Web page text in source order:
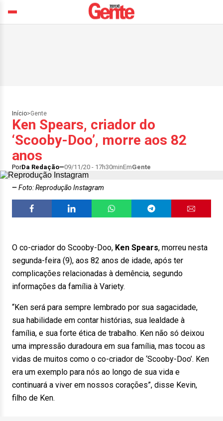
Início>Gente
Ken Spears, criador do
‘Scooby-Doo’, morre aos 82
anos
PorDa Redação 09/11/20 - 17h30minEmGente
Foto: Reprodução Instagram
O co-criador do Scooby-Doo, Ken Spears, morreu nesta
segunda-feira (9), aos 82 anos de idade, após ter
complicações relacionadas à demência, segundo
informações da família à Variety.
“Ken será para sempre lembrado por sua sagacidade,
sua habilidade em contar histórias, sua lealdade à
família, e sua forte ética de trabalho. Ken não só deixou
uma impressão duradoura em sua família, mas tocou as
vidas de muitos como o co-criador de ‘Scooby-Doo’. Ken
era um exemplo para nós ao longo de sua vida e
continuará a viver em nossos corações”, disse Kevin,
filho de Ken.